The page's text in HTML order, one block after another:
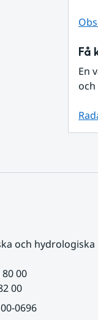
Få
En
och
och hydrologiska
00
00
0696